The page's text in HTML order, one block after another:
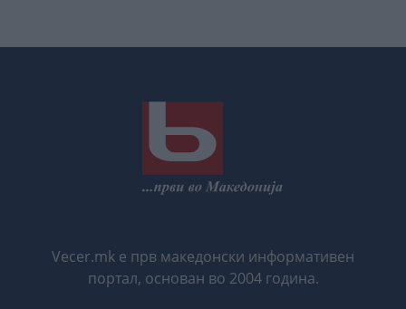
Vecer.mk е прв македонски информативен
портал, основан во 2004 година.